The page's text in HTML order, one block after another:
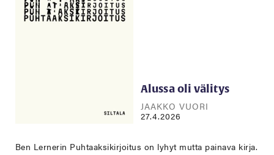
Alussa oli välitys
JAAKKO VUORI
27.4.2026
Ben Lernerin Puhtaaksikirjoitus on lyhyt mutta painava kirja.